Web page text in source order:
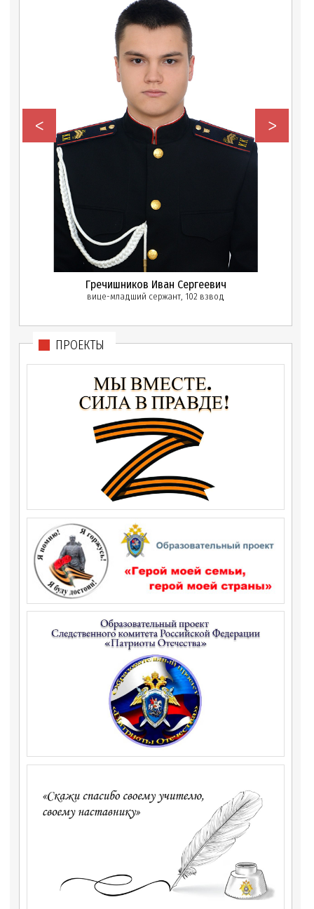
Гречишников Иван Сергеевич
вице-младший сержант, 102 взвод
< >
ПРОЕКТЫ